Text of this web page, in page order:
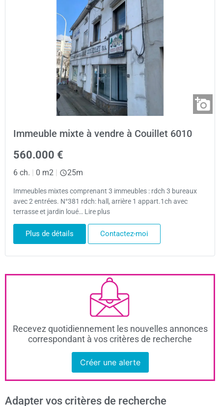
Immeuble mixte à vendre à Couillet 6010
560.000 €
6 ch. 0 m2 25m
Immeubles mixtes comprenant 3 immeubles : rdch 3 bureaux
avec 2 entrées. N°381 rdch: hall, arrière 1 appart.1ch avec
terrasse et jardin loué… Lire plus
Plus de détails Contactez-moi
Recevez quotidiennement les nouvelles annonces
correspondant à vos critères de recherche
Créer une alerte
Adapter vos critères de recherche